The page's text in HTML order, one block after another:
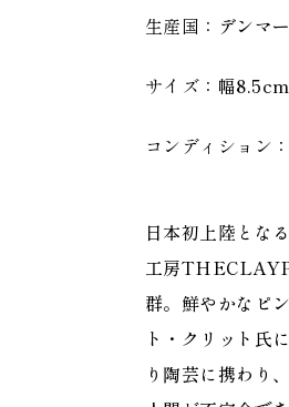
生産国 デンマ
サイズ 幅
コンディション
日本初上陸とな
工房
群。鮮やかなピ
ト・クリット氏
り陶芸に携わり